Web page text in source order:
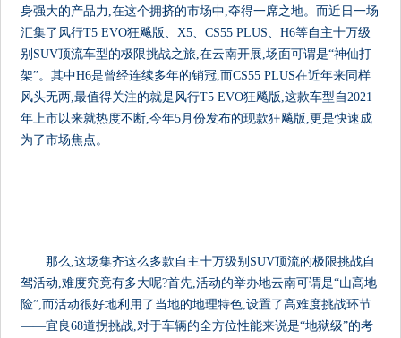
身强大的产品力,在这个拥挤的市场中,夺得一席之地。而近日一场
汇集了风行T5 EVO狂飚版、X5、CS55 PLUS、H6等自主十万级
别SUV顶流车型的极限挑战之旅,在云南开展,场面可谓是“神仙打
架”。其中H6是曾经连续多年的销冠,而CS55 PLUS在近年来同样
风头无两,最值得关注的就是风行T5 EVO狂飚版,这款车型自2021
年上市以来就热度不断,今年5月份发布的现款狂飚版,更是快速成
为了市场焦点。
那么,这场集齐这么多款自主十万级别SUV顶流的极限挑战自
驾活动,难度究竟有多大呢?首先,活动的举办地云南可谓是“山高地
险”,而活动很好地利用了当地的地理特色,设置了高难度挑战环节
——宜良68道拐挑战,对于车辆的全方位性能来说是“地狱级”的考